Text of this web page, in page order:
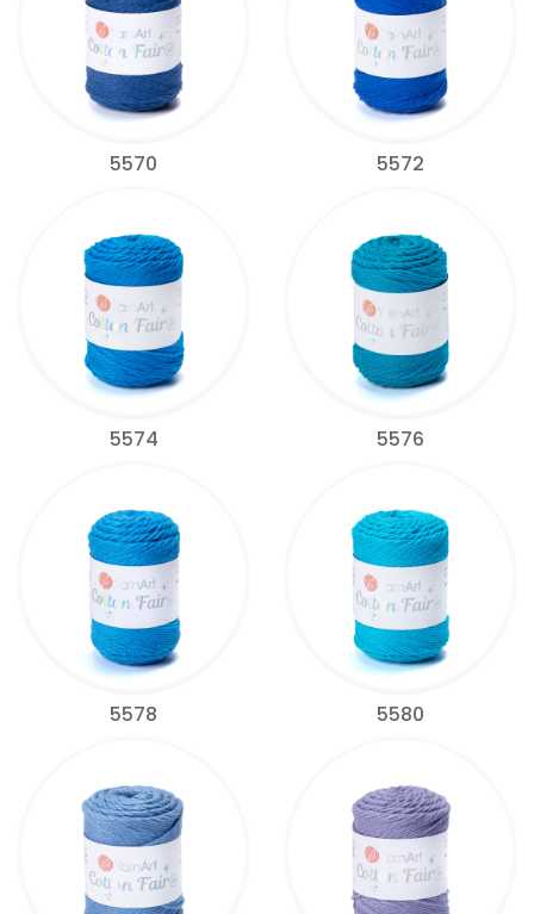
5570 5572
5574 5576
5578 5580